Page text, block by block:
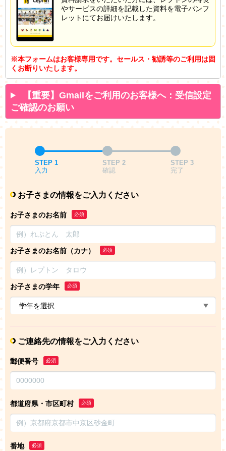
やサービスの詳細を記載した資料を電子パンフ
レットにてお届けいたします。
※本フォームはお客様専用です。セールス・勧誘等のご利用は固
くお断りいたします。
【重要】Gmailをご利用のお客様へ：受信設定
ご確認のお願い
STEP 1
入力
STEP 2
確認
STEP 3
完了
お子さまの情報をご入力ください
お子さまのお名前 必須
お子さまのお名前（カナ） 必須
お子さまの学年 必須
ご連絡先の情報をご入力ください
郵便番号 必須
都道府県・市区町村 必須
番地 必須